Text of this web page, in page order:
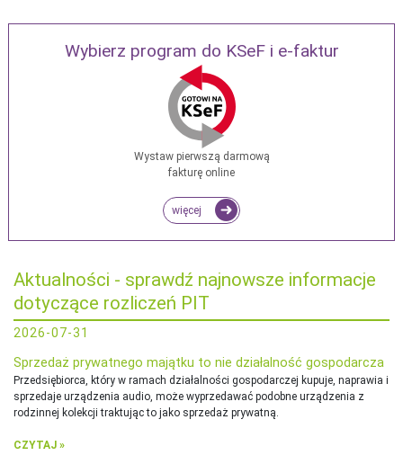
Wybierz program do KSeF i e-faktur
Wystaw pierwszą darmową
fakturę online
więcej
Aktualności - sprawdź najnowsze informacje
dotyczące rozliczeń PIT
2026-07-31
Sprzedaż prywatnego majątku to nie działalność gospodarcza
Przedsiębiorca, który w ramach działalności gospodarczej kupuje, naprawia i
sprzedaje urządzenia audio, może wyprzedawać podobne urządzenia z
rodzinnej kolekcji traktując to jako sprzedaż prywatną.
CZYTAJ »